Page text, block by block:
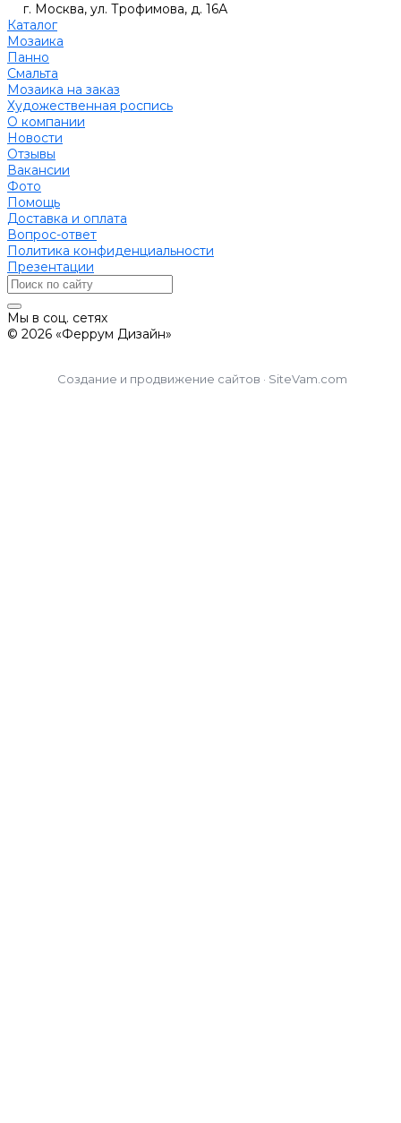
г. Москва, ул. Трофимова, д. 16А
Каталог
Мозаика
Панно
Смальта
Мозаика на заказ
Художественная роспись
О компании
Новости
Отзывы
Вакансии
Фото
Помощь
Доставка и оплата
Вопрос-ответ
Политика конфиденциальности
Презентации
Мы в соц. сетях
© 2026 «Феррум Дизайн»
Создание и продвижение сайтов · SiteVam.com